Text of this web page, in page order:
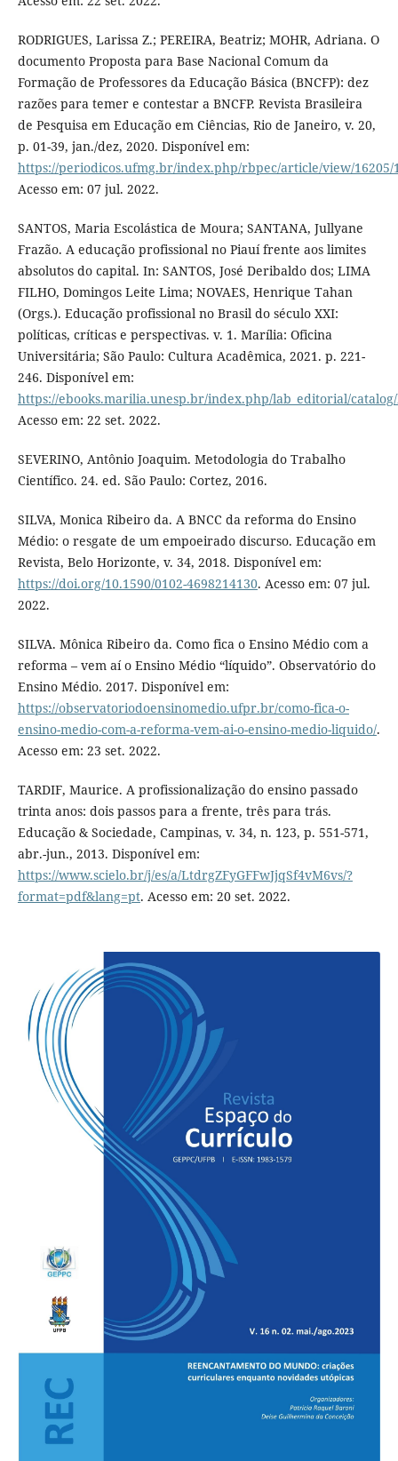
RODRIGUES, Larissa Z.; PEREIRA, Beatriz; MOHR, Adriana. O
documento Proposta para Base Nacional Comum da
Formação de Professores da Educação Básica (BNCFP): dez
razões para temer e contestar a BNCFP. Revista Brasileira
de Pesquisa em Educação em Ciências, Rio de Janeiro, v. 20,
p. 01-39, jan./dez, 2020. Disponível em:
https://periodicos.ufmg.br/index.php/rbpec/article/view/16205/
Acesso em: 07 jul. 2022.
SANTOS, Maria Escolástica de Moura; SANTANA, Jullyane
Frazão. A educação profissional no Piauí frente aos limites
absolutos do capital. In: SANTOS, José Deribaldo dos; LIMA
FILHO, Domingos Leite Lima; NOVAES, Henrique Tahan
(Orgs.). Educação profissional no Brasil do século XXI:
políticas, críticas e perspectivas. v. 1. Marília: Oficina
Universitária; São Paulo: Cultura Acadêmica, 2021. p. 221-
246. Disponível em:
https://ebooks.marilia.unesp.br/index.php/lab_editorial/
Acesso em: 22 set. 2022.
SEVERINO, Antônio Joaquim. Metodologia do Trabalho
Científico. 24. ed. São Paulo: Cortez, 2016.
SILVA, Monica Ribeiro da. A BNCC da reforma do Ensino
Médio: o resgate de um empoeirado discurso. Educação em
Revista, Belo Horizonte, v. 34, 2018. Disponível em:
https://doi.org/10.1590/0102-4698214130. Acesso em: 07 jul.
2022.
SILVA. Mônica Ribeiro da. Como fica o Ensino Médio com a
reforma – vem aí o Ensino Médio “líquido”. Observatório do
Ensino Médio. 2017. Disponível em:
https://observatoriodoensinomedio.ufpr.br/como-fica-o-
ensino-medio-com-a-reforma-vem-ai-o-ensino-medio-liquido/.
Acesso em: 23 set. 2022.
TARDIF, Maurice. A profissionalização do ensino passado
trinta anos: dois passos para a frente, três para trás.
Educação & Sociedade, Campinas, v. 34, n. 123, p. 551-571,
abr.-jun., 2013. Disponível em:
https://www.scielo.br/j/es/a/LtdrgZFyGFFwJjqSf4vM6vs/?
format=pdf&lang=pt. Acesso em: 20 set. 2022.